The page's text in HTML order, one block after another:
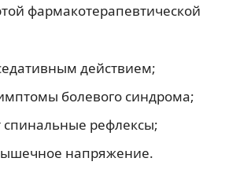
фармакотерапевтической
действием;
болевого синдрома;
рефлексы;
напряжение.